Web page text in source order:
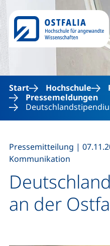
Start Hochschule
Pressemeldungen
an der
Pressemitteilung |
Kommunikation